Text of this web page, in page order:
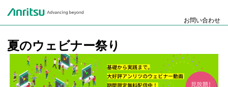
This is a variable
お問い合わせ
夏のウェビナー祭り